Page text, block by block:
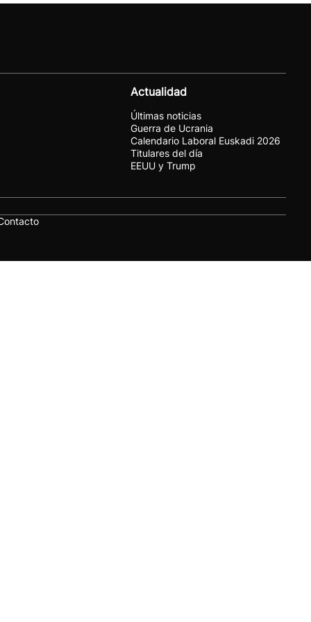
Actualidad
Últimas noticias
Guerra de Ucrania
Calendario Laboral Euskadi 2026
Titulares del día
EEUU y Trump